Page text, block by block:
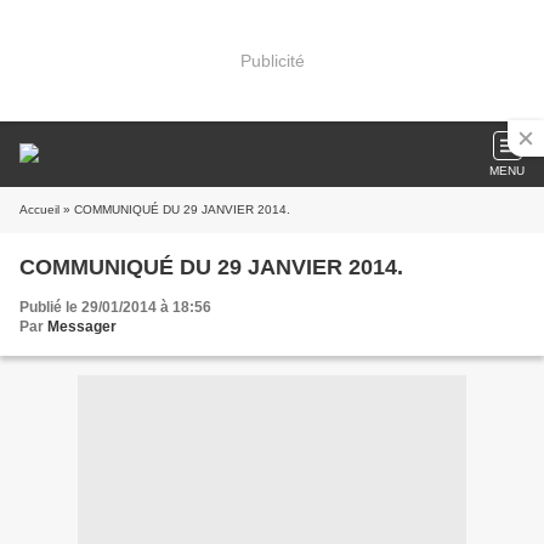
Publicité
MENU
Accueil » COMMUNIQUÉ DU 29 JANVIER 2014.
COMMUNIQUÉ DU 29 JANVIER 2014.
Publié le 29/01/2014 à 18:56
Par Messager